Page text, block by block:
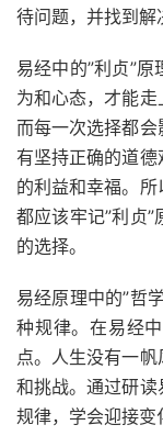
待问题，并找到解
易经中的”利贞”
为和心态，才能走
而每一次选择都
有坚持正确的道
的利益和幸福。
都应该牢记”利贞
的选择。
易经原理中的”哲
种规律。在易经
点。人生没有一
和挑战。通过研
规律，学会迎接变